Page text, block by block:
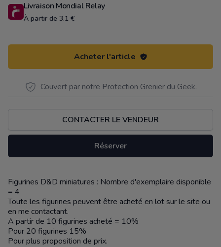
Livraison Mondial Relay
À partir de 3.1 €
Acheter l'article
Couvert par notre Protection Grenier du Geek.
CONTACTER LE VENDEUR
Réserver
Description
Figurines D&D miniatures : Nombre d'exemplaire disponible
= 4
Toute les figurines peuvent être acheté en lot sur le site ou
en me contactant.
A partir de 10 figurines acheté = 10%
Pour 20 figurines 15%
Pour plus proposition de prix.